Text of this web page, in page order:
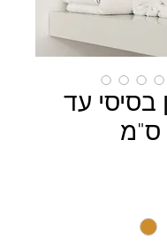
בסיסי עד